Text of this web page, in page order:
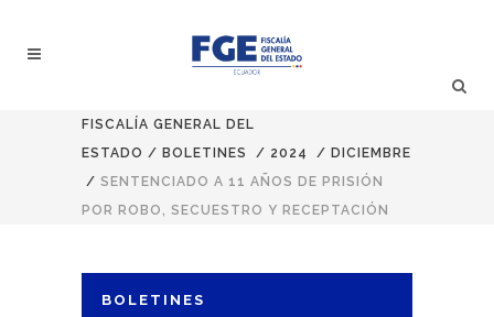
FISCALÍA GENERAL DEL
ESTADO / BOLETINES / 2024 / DICIEMBRE
/ SENTENCIADO A 11 AÑOS DE PRISIÓN
POR ROBO, SECUESTRO Y RECEPTACIÓN
BOLETINES